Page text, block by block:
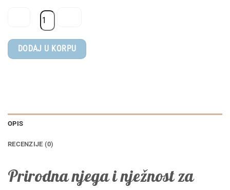
Naïf®
masažno
djecu
100
DODAJ U KORPU
OPIS
RECENZIJE (0)
Prirodna njega i nježnost za